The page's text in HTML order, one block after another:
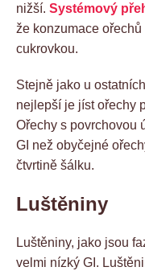
nižší. Systémový
že konzumace
cukrovkou.
Stejně jako u
nejlepší je jíst ořechy
Ořechy s povrchovou
GI než obyčejné
čtvrtině šálku.
Luštěniny
Luštěniny, jako jsou
velmi nízký GI.